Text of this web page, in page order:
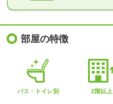
部屋の特徴
バス・トイレ別 2階以上